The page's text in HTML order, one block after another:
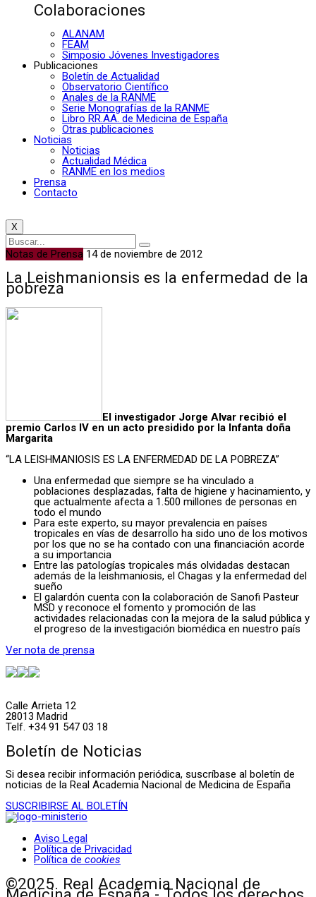
Colaboraciones
ALANAM
FEAM
Simposio Jóvenes Investigadores
Publicaciones
Boletín de Actualidad
Observatorio Científico
Anales de la RANME
Serie Monografías de la RANME
Libro RR.AA. de Medicina de España
Otras publicaciones
Noticias
Noticias
Actualidad Médica
RANME en los medios
Prensa
Contacto
X
Notas de Prensa 14 de noviembre de 2012
La Leishmanionsis es la enfermedad de la
pobreza
El investigador Jorge Alvar recibió el
premio Carlos IV en un acto presidido por la Infanta doña
Margarita
“LA LEISHMANIOSIS ES LA ENFERMEDAD DE LA POBREZA”
Una enfermedad que siempre se ha vinculado a
poblaciones desplazadas, falta de higiene y hacinamiento, y
que actualmente afecta a 1.500 millones de personas en
todo el mundo
Para este experto, su mayor prevalencia en países
tropicales en vías de desarrollo ha sido uno de los motivos
por los que no se ha contado con una financiación acorde
a su importancia
Entre las patologías tropicales más olvidadas destacan
además de la leishmaniosis, el Chagas y la enfermedad del
sueño
El galardón cuenta con la colaboración de Sanofi Pasteur
MSD y reconoce el fomento y promoción de las
actividades relacionadas con la mejora de la salud pública y
el progreso de la investigación biomédica en nuestro país
Ver nota de prensa
Calle Arrieta 12
28013 Madrid
Telf. +34 91 547 03 18
Boletín de Noticias
Si desea recibir información periódica, suscríbase al boletín de
noticias de la Real Academia Nacional de Medicina de España
SUSCRIBIRSE AL BOLETÍN
Aviso Legal
Política de Privacidad
Política de cookies
©2025. Real Academia Nacional de